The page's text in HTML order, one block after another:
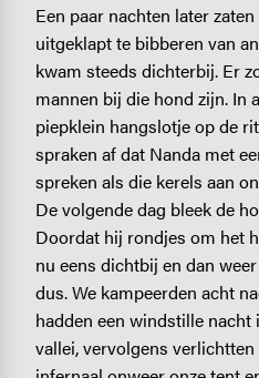
Een paar nachten later
uitgeklapt te bibberen van
kwam steeds dichterbij. Er
mannen bij die hond zijn. In
piepklein hangslotje op de
spraken af dat Nanda met
spreken als die kerels aan
De volgende dag bleek de
Doordat hij rondjes om het
nu eens dichtbij en dan
dus. We kampeerden acht
hadden een windstille
vallei, vervolgens